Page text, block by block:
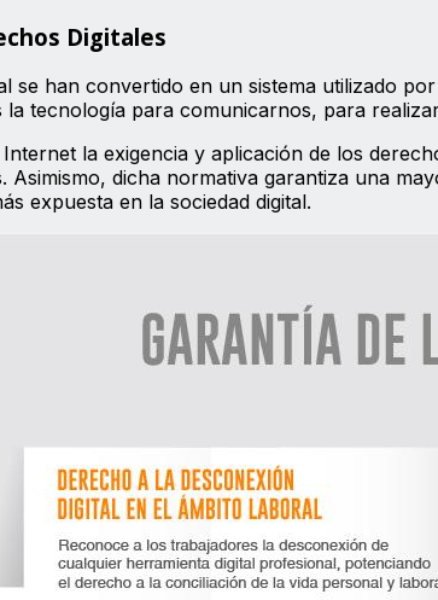
Digitales
se han convertido en un sistema utilizado
la tecnología para comunicarnos, para
la exigencia y aplicación de los
Asimismo, dicha normativa garantiza una
expuesta en la sociedad digital.